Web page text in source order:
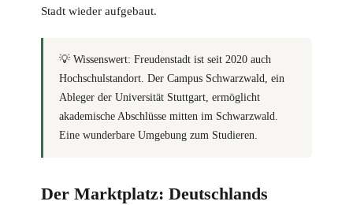
Stadt wieder aufgebaut.
💡 Wissenswert: Freudenstadt ist seit 2020 auch
Hochschulstandort. Der Campus Schwarzwald, ein
Ableger der Universität Stuttgart, ermöglicht
akademische Abschlüsse mitten im Schwarzwald.
Eine wunderbare Umgebung zum Studieren.
Der Marktplatz: Deutschlands